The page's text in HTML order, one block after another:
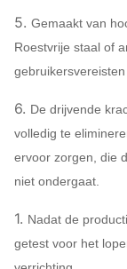
5. Gemaakt van
Roestvrije staal of
6. De drijvende
volledig te
ervoor zorgen, die
niet ondergaat.
1. Nadat de
getest voor het